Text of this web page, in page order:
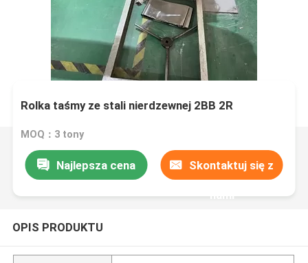
Rolka taśmy ze stali nierdzewnej 2BB 2R
MOQ：3 tony
Najlepsza cena Skontaktuj się z
nami
OPIS PRODUKTU